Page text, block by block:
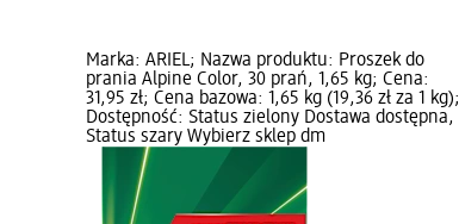
Marka: ARIEL; Nazwa produktu: Proszek do
prania Alpine Color, 30 prań, 1,65 kg; Cena:
31,95 zł; Cena bazowa: 1,65 kg (19,36 zł za 1 kg);
Dostępność: Status zielony Dostawa dostępna,
Status szary Wybierz sklep dm